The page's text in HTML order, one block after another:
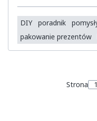
DIY poradnik
pakowanie prezentów
Strona